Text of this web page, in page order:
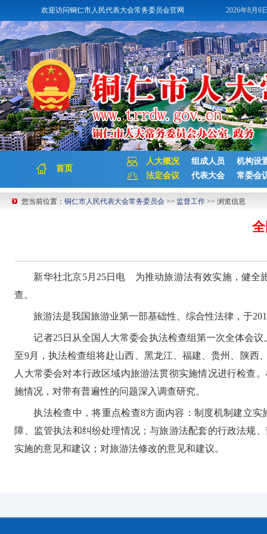
欢迎访问铜仁市人民代表大会常务委员会官网 2026年8月6
首页
人大概况 组成人员
机构设
法定会议
代表大会 常委会
您当前位置： 铜仁市人民代表大会常务委员会 >> 监督工作 >> 浏览信息
新华社北京5月25日电 为推动旅游法有效实施，健全
查。
旅游法是我国旅游业第一部基础性、综合性法律，于
记者25日从全国人大常委会执法检查组第一次全体会
至9月，执法检查组将赴山西、黑龙江、福建、贵州、陕西
人大常委会对本行政区域内旅游法贯彻实施情况进行检查
施情况，对带有普遍性的问题深入调查研究。
执法检查中，将重点检查8方面内容：制度机制建立
障、监管执法和纠纷处理情况；与旅游法配套的行政法规
实施的意见和建议；对旅游法修改的意见和建议。